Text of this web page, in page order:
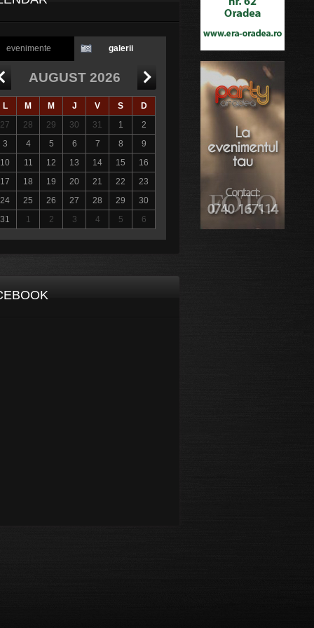
evenimente galerii
AUGUST 2026
L M M J V S
D
27
28 29 30 31 1
2
3
4 5 6 7 8
9
10
11 12 13 14 15
16
17
18 19 20 21 22
23
24
25 26 27 28 29
30
31
1 2 3 4 5 6